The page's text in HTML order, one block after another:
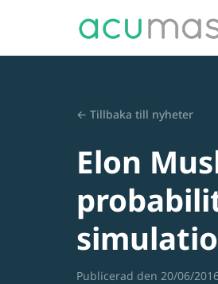
← Tillbaka till nyheter
Elon
Publicerad den 20/06/